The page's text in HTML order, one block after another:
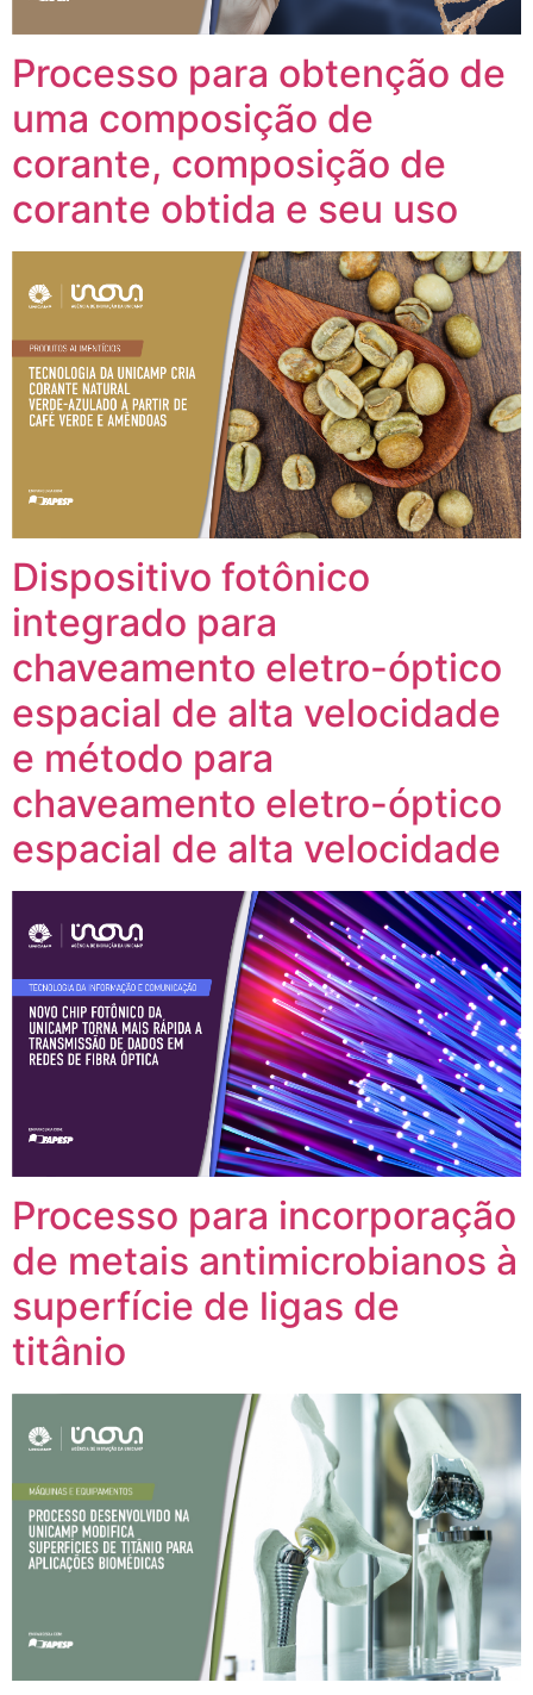
Processo para obtenção de
uma composição de
corante, composição de
corante obtida e seu uso
Dispositivo fotônico
integrado para
chaveamento eletro-óptico
espacial de alta velocidade
e método para
chaveamento eletro-óptico
espacial de alta velocidade
Processo para incorporação
de metais antimicrobianos à
superfície de ligas de
titânio